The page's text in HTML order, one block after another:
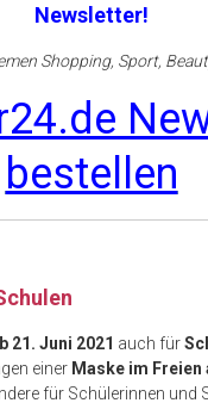
Newsletter!
Shopping, Sport,
bestellen
21. Juni 2021 auch für
einer Maske im Freien
für Schülerinnen und